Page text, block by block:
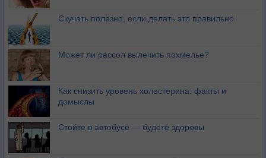
Скучать полезно, если делать это правильно
Может ли рассол вылечить похмелье?
Как снизить уровень холестерина: факты и
домыслы
Стойте в автобусе — будете здоровы